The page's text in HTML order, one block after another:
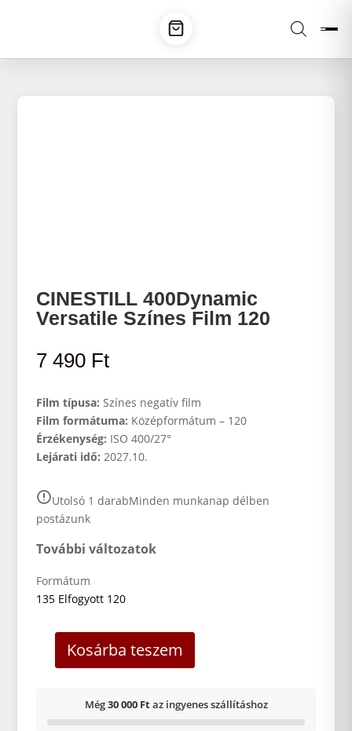
CINESTILL 400Dynamic
Versatile Színes Film 120
7 490 Ft
Film típusa: Színes negatív film
Film formátuma: Középformátum – 120
Érzékenység: ISO 400/27°
Lejárati idő: 2027.10.
Utolsó 1 darabMinden munkanap délben
postázunk
További változatok
Formátum
135 Elfogyott 120
Kosárba teszem
Még30 000 Ftaz ingyenes szállításhoz